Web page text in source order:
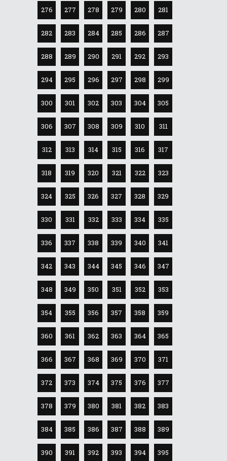
276 277 278 279 280 281
282 283 284 285 286 287
288 289 290 291 292 293
294 295 296 297 298 299
300 301 302 303 304 305
306 307 308 309 310 311
312 313 314 315 316 317
318 319 320 321 322 323
324 325 326 327 328 329
330 331 332 333 334 335
336 337 338 339 340 341
342 343 344 345 346 347
348 349 350 351 352 353
354 355 356 357 358 359
360 361 362 363 364 365
366 367 368 369 370 371
372 373 374 375 376 377
378 379 380 381 382 383
384 385 386 387 388 389
390 391 392 393 394 395